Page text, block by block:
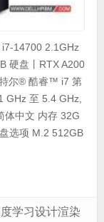
14700 2.1GHz
硬盘丨RTX A200
尔® 酷睿™ i7 第
GHz 至 5.4 GHz,
体中文 内存 32G
选项 M.2 512GB
学习设计渲染